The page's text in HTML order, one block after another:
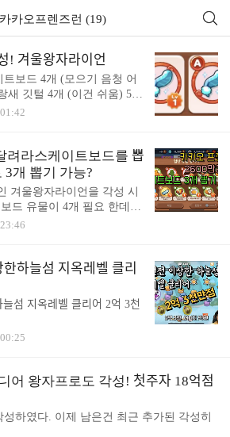
카카오프렌즈런 (19)
겨울왕자라이언
보드 4개 (모으기 음청 어
새 깃털 4개 (이건 쉬움) 50
렌즈들을 모두 각성 했네
케이트보드를 뽑
3개 뽑기 가능?
겨울왕자라이언을 각성 시
드 유물이 4개 필요 한데
만콘으로 3개 뽑기 가능할
지옥레벨 클리
지옥레벨 클리어 2억 3천
어 왕자프로도 각성! 첫주자 18억점
하였다. 이제 남은건 최근 추가된 각성히